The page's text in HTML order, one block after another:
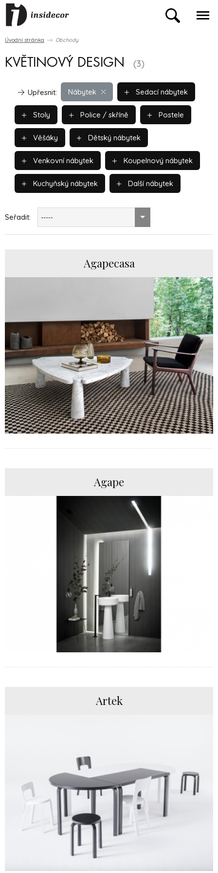
Úvodní stránka Obchody
KVĚTINOVÝ DESIGN (3)
Nábytek
Upřesnit: Sedací nábytek
Stoly Police / skříně Postele
Věšáky Dětský nábytek
Venkovní nábytek Koupelnový nábytek
Kuchyňský nábytek Další nábytek
Seřadit: -----
Agapecasa
Agape
Artek